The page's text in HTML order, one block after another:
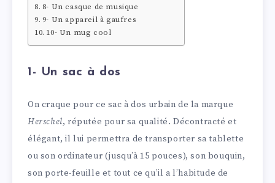
8- Un casque de musique
9- Un appareil à gaufres
10- Un mug cool
1- Un sac à dos
On craque pour ce sac à dos urbain de la marque
Herschel, réputée pour sa qualité. Décontracté et
élégant, il lui permettra de transporter sa tablette
ou son ordinateur (jusqu’à 15 pouces), son bouquin,
son porte-feuille et tout ce qu’il a l’habitude de